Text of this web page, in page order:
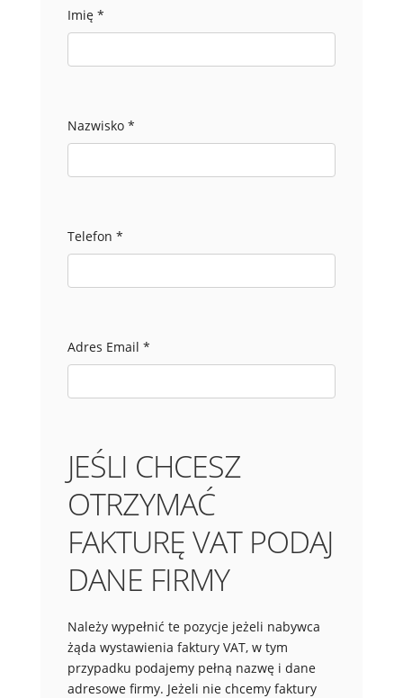
Imię *
Nazwisko *
Telefon *
Adres Email *
JEŚLI CHCESZ
OTRZYMAĆ
FAKTURĘ VAT PODAJ
DANE FIRMY
Należy wypełnić te pozycje jeżeli nabywca
żąda wystawienia faktury VAT, w tym
przypadku podajemy pełną nazwę i dane
adresowe firmy. Jeżeli nie chcemy faktury